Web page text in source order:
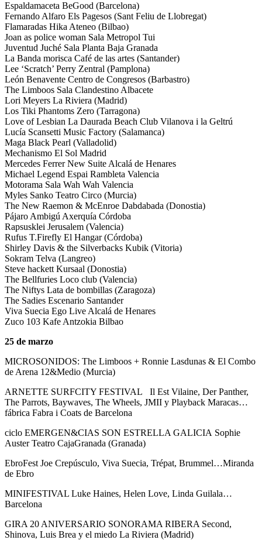
Espaldamaceta BeGood (Barcelona)
Fernando Alfaro Els Pagesos (Sant Feliu de Llobregat)
Flamaradas Hika Ateneo (Bilbao)
Joan as police woman Sala Metropol Tui
Juventud Juché Sala Planta Baja Granada
La Banda morisca Café de las artes (Santander)
Lee ‘Scratch’ Perry Zentral (Pamplona)
León Benavente Centro de Congresos (Barbastro)
The Limboos Sala Clandestino Albacete
Lori Meyers La Riviera (Madrid)
Los Tiki Phantoms Zero (Tarragona)
Love of Lesbian La Daurada Beach Club Vilanova i la Geltrú
Lucía Scansetti Music Factory (Salamanca)
Maga Black Pearl (Valladolid)
Mechanismo El Sol Madrid
Mercedes Ferrer New Suite Alcalá de Henares
Michael Legend Espai Rambleta Valencia
Motorama Sala Wah Wah Valencia
Myles Sanko Teatro Circo (Murcia)
The New Raemon & McEnroe Dabdabada (Donostia)
Pájaro Ambigú Axerquía Córdoba
Rapsusklei Jerusalem (Valencia)
Rufus T.Firefly El Hangar (Córdoba)
Shirley Davis & the Silverbacks Kubik (Vitoria)
Sokram Telva (Langreo)
Steve hackett Kursaal (Donostia)
The Bellfuries Loco club (Valencia)
The Niftys Lata de bombillas (Zaragoza)
The Sadies Escenario Santander
Viva Suecia Ego Live Alcalá de Henares
Zuco 103 Kafe Antzokia Bilbao
25 de marzo
MICROSONIDOS: The Limboos + Ronnie Lasdunas & El Combo
de Arena 12&Medio (Murcia)
ARNETTE SURFCITY FESTIVAL Il Est Vilaine, Der Panther,
The Parrots, Baywaves, The Wheels, JMII y Playback Maracas…
fábrica Fabra i Coats de Barcelona
ciclo EMERGEN&CIAS SON ESTRELLA GALICIA Sophie
Auster Teatro CajaGranada (Granada)
EbroFest Joe Crepúsculo, Viva Suecia, Trépat, Brummel…Miranda
de Ebro
MINIFESTIVAL Luke Haines, Helen Love, Linda Guilala…
Barcelona
GIRA 20 ANIVERSARIO SONORAMA RIBERA Second,
Shinova, Luis Brea y el miedo La Riviera (Madrid)